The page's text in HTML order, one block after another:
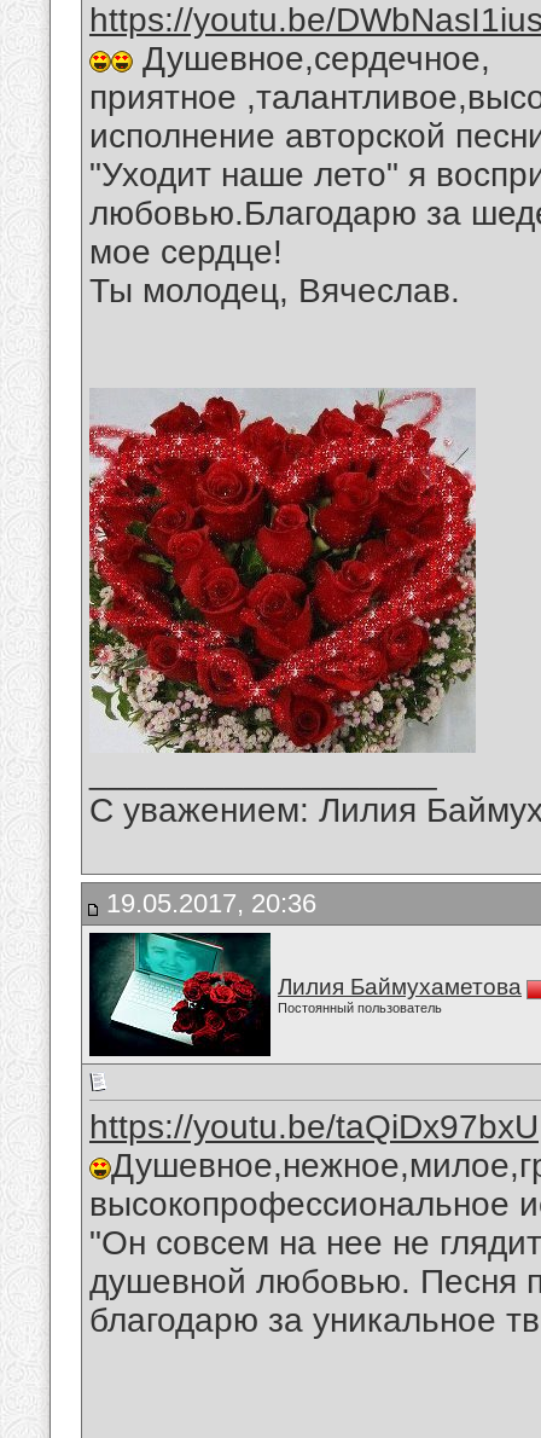
https://youtu.be/
Душевное,сердечное,
приятное
исполнение авторской
"Уходит наше лето" я
любовью.Благодарю за
мое сердце!
Ты молодец, Вячеслав .
С уважением: Лилия
19.05.2017, 20:36
Лилия Баймухаметова
Постоянный пользователь
https://youtu.be/taQiDx97bxU
высокопрофессиональное
"Он совсем на нее не
душевной любовью. Песня
благодарю за уникальное